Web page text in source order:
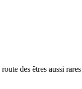
des êtres aussi